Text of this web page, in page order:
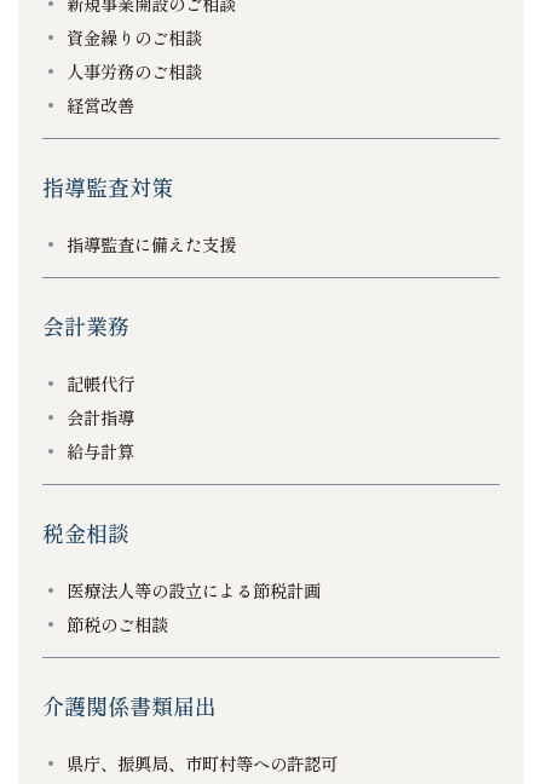
新規事業開設のご相談
資金繰りのご相談
人事労務のご相談
経営改善
指導監査対策
指導監査に備えた支援
会計業務
記帳代行
会計指導
給与計算
税金相談
医療法人等の設立による節税計画
節税のご相談
介護関係書類届出
県庁、振興局、市町村等への許認可